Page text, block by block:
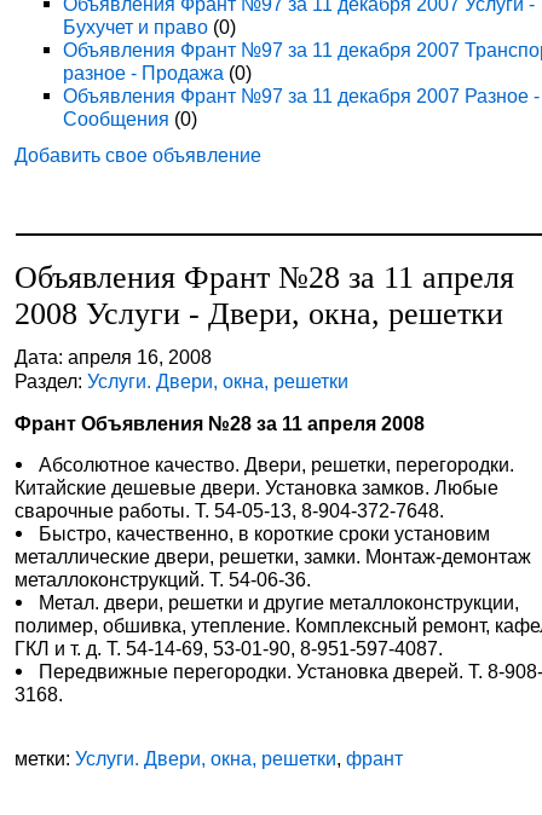
Бухучет и право (0)
Объявления Франт №97 за 11 декабря 2007
разное - Продажа (0)
Объявления Франт №97 за 11 декабря 2007 Разное -
Сообщения (0)
Добавить свое объявление
Объявления Франт №28 за 11 апреля
2008 Услуги - Двери, окна, решетки
Дата: апреля 16, 2008
Раздел:Услуги. Двери, окна, решетки
Франт Объявления №28 за 11 апреля 2008
Абсолютное качество. Двери, решетки, перегородки.
Китайские дешевые двери. Установка замков. Любые
сварочные работы. Т. 54-05-13, 8-904-372-7648.
Быстро, качественно, в короткие сроки установим
металлические двери, решетки, замки. Монтаж-демонтаж
металлоконструкций. Т. 54-06-36.
Метал. двери, решетки и другие металлоконструкции,
полимер, обшивка, утепление. Комплексный ремонт,
ГКЛ и т. д. Т. 54-14-69, 53-01-90, 8-951-597-4087.
Передвижные перегородки. Установка дверей. Т. 8-
3168.
метки:Услуги. Двери, окна, решетки,франт